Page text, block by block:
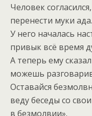
Человек
перенести муки ада.
У него началась
привык всё время
А теперь ему
можешь
Оставайся
веду беседы со
в безмолвии».